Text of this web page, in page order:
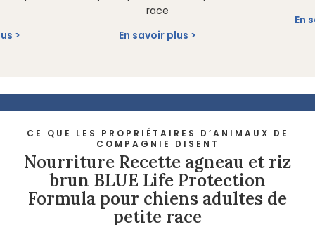
race
En savoir plus
En
CE QUE LES PROPRIÉTAIRES D’ANIMAUX DE
COMPAGNIE DISENT
Nourriture Recette agneau et riz
brun BLUE Life Protection
Formula pour chiens adultes de
petite race